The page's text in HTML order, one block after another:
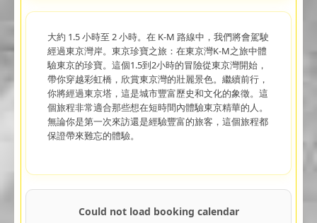
大約 1.5 小時至 2 小時。在 K-M 路線中，我們將會駕駛
經過東京灣岸。東京珍寶之旅：在東京灣K-M之旅中體
驗東京的珍寶。這個1.5到2小時的冒險從東京灣開始，
帶你穿越彩虹橋，欣賞東京灣的壯麗景色。繼續前行，
你將經過東京塔，這是城市豐富歷史和文化的象徵。這
個旅程非常適合那些想在短時間內體驗東京精華的人。
無論你是第一次來訪還是經驗豐富的旅客，這個旅程都
保證帶來難忘的體驗。
Could not load booking calendar